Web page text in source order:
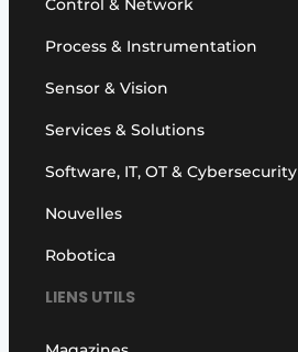
Control & Network
Process & Instrumentation
Sensor & Vision
Services & Solutions
Software, IT, OT & Cybersecurity
Nouvelles
Robotica
LIENS UTILS